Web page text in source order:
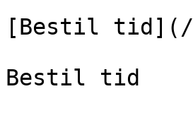
[Bestil
Bestil tid